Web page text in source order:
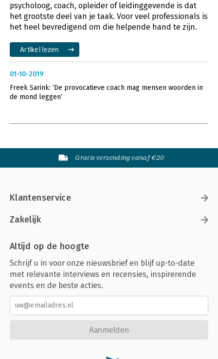
psycholoog, coach, opleider of leidinggevende is dat
het grootste deel van je taak. Voor veel professionals is
het heel bevredigend om die helpende hand te zijn.
Artikel lezen
01-10-2019
Freek Sarink: ‘De provocatieve coach mag mensen woorden in
de mond leggen’
Gratis verzending vanaf €20
Klantenservice
Zakelijk
Altijd op de hoogte
Schrijf u in voor onze nieuwsbrief en blijf up-to-date
met relevante interviews en recensies, inspirerende
events en de beste acties.
Aanmelden